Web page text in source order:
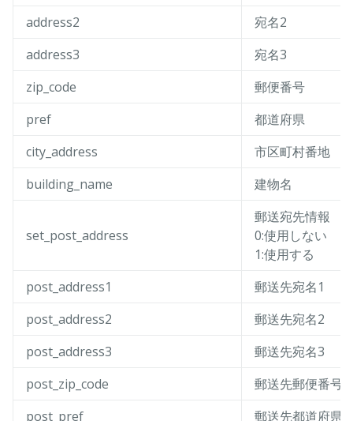
address2
宛名2
address3
宛名3
zip_code
郵便番号
pref
都道府県
city_address
市区町村番地
building_name
建物名
set_post_address
郵送宛先情報
0:使用しない
1:使用する
post_address1
郵送先宛名1
post_address2
郵送先宛名2
post_address3
郵送先宛名3
post_zip_code
郵送先郵便番号
post_pref
郵送先都道府県